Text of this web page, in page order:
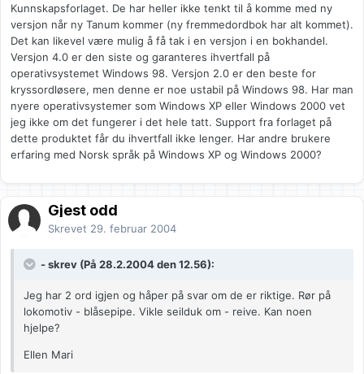
Kunnskapsforlaget. De har heller ikke tenkt til å komme med ny
versjon når ny Tanum kommer (ny fremmedordbok har alt kommet).
Det kan likevel være mulig å få tak i en versjon i en bokhandel.
Versjon 4.0 er den siste og garanteres ihvertfall på
operativsystemet Windows 98. Versjon 2.0 er den beste for
kryssordløsere, men denne er noe ustabil på Windows 98. Har man
nyere operativsystemer som Windows XP eller Windows 2000 vet
jeg ikke om det fungerer i det hele tatt. Support fra forlaget på
dette produktet får du ihvertfall ikke lenger. Har andre brukere
erfaring med Norsk språk på Windows XP og Windows 2000?
Gjest odd
Skrevet 29. februar 2004
- skrev (På 28.2.2004 den 12.56):
Jeg har 2 ord igjen og håper på svar om de er riktige. Rør på
lokomotiv - blåsepipe. Vikle seilduk om - reive. Kan noen
hjelpe?
Ellen Mari